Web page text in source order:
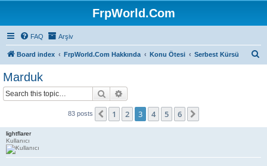
FrpWorld.Com
FAQ Arşiv
Board index FrpWorld.Com Hakkında Konu Ötesi Serbest Kürsü
Marduk
Search
83 posts Previous
1 2 3 4 5 6
lightflarer
Kullanıcı